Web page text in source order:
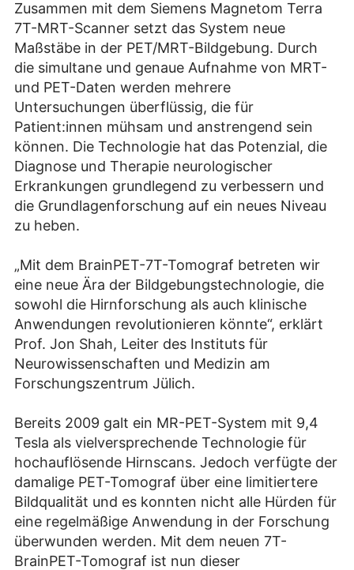
Zusammen mit dem Siemens Magnetom Terra
7T-MRT-Scanner setzt das System neue
Maßstäbe in der PET/MRT-Bildgebung. Durch
die simultane und genaue Aufnahme von MRT-
und PET-Daten werden mehrere
Untersuchungen überflüssig, die für
Patient:innen mühsam und anstrengend sein
können. Die Technologie hat das Potenzial, die
Diagnose und Therapie neurologischer
Erkrankungen grundlegend zu verbessern und
die Grundlagenforschung auf ein neues Niveau
zu heben.
„Mit dem BrainPET-7T-Tomograf betreten wir
eine neue Ära der Bildgebungstechnologie, die
sowohl die Hirnforschung als auch klinische
Anwendungen revolutionieren könnte“, erklärt
Prof. Jon Shah, Leiter des Instituts für
Neurowissenschaften und Medizin am
Forschungszentrum Jülich.
Bereits 2009 galt ein MR-PET-System mit 9,4
Tesla als vielversprechende Technologie für
hochauflösende Hirnscans. Jedoch verfügte der
damalige PET-Tomograf über eine limitiertere
Bildqualität und es konnten nicht alle Hürden für
eine regelmäßige Anwendung in der Forschung
überwunden werden. Mit dem neuen 7T-
BrainPET-Tomograf ist nun dieser